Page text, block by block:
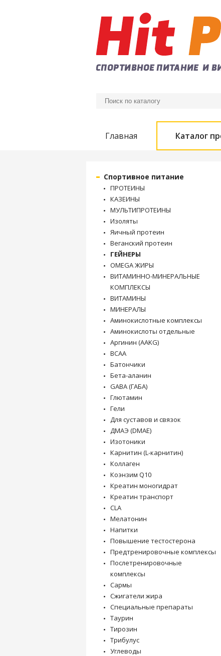
Главная Каталог
Спортивное питание
ПРОТЕИНЫ
КАЗЕИНЫ
МУЛЬТИПРОТЕИНЫ
Изоляты
Яичный протеин
Веганский протеин
ГЕЙНЕРЫ
OMEGA ЖИРЫ
ВИТАМИННО-МИНЕРАЛЬНЫЕ
КОМПЛЕКСЫ
ВИТАМИНЫ
МИНЕРАЛЫ
Аминокислотные комплексы
Аминокислоты отдельные
Аргинин (AAKG)
BCAA
Батончики
Бета-аланин
GABA (ГАБА)
Глютамин
Гели
Для суставов и связок
ДМАЭ (DMAE)
Изотоники
Карнитин (L-карнитин)
Коллаген
Коэнзим Q10
Креатин моногидрат
Креатин транспорт
CLA
Мелатонин
Напитки
Повышение тестостерона
Предтренировочные комплексы
Послетренировочные
комплексы
Сармы
Сжигатели жира
Специальные препараты
Таурин
Тирозин
Трибулус
Углеводы